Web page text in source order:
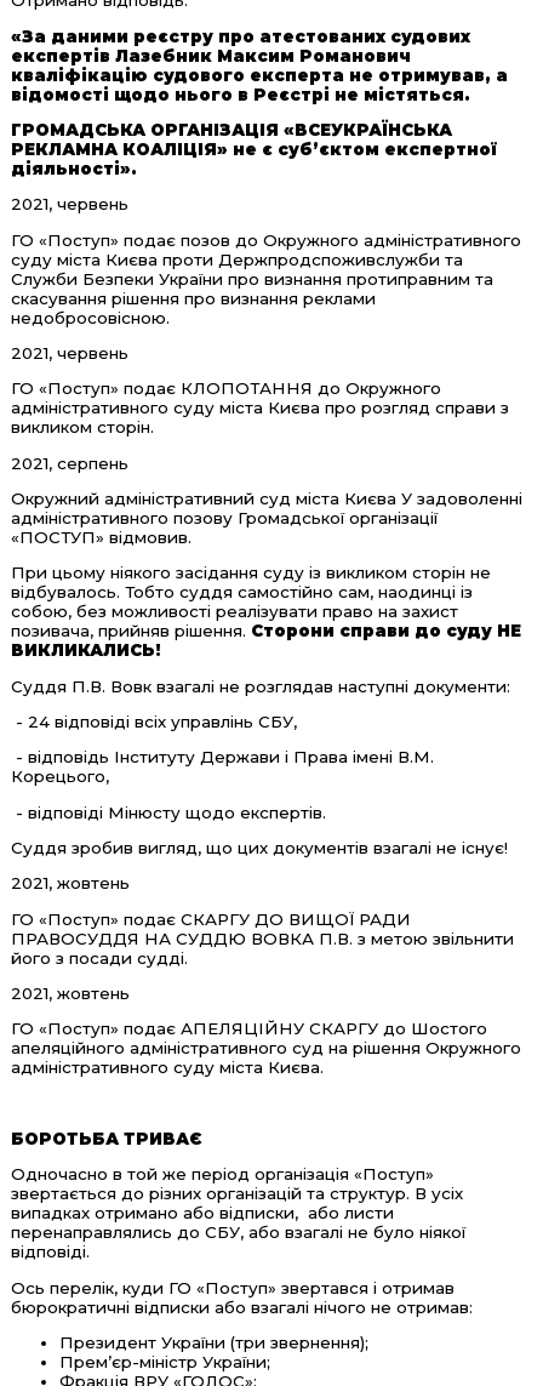
«За даними реєстру про атестованих судових
експертів Лазебник Максим Романович
кваліфікацію судового експерта не отримував, а
відомості щодо нього в Реєстрі не містяться.
ГРОМАДСЬКА ОРГАНІЗАЦІЯ «ВСЕУКРАЇНСЬКА
РЕКЛАМНА КОАЛІЦІЯ» не є суб’єктом експертної
діяльності».
2021, червень
ГО «Поступ» подає позов до Окружного адміністративного
суду міста Києва проти Держпродспоживслужби та
Служби Безпеки України про визнання протиправним та
скасування рішення про визнання реклами
недобросовісною.
2021, червень
ГО «Поступ» подає КЛОПОТАННЯ до Окружного
адміністративного суду міста Києва про розгляд справи з
викликом сторін.
2021, серпень
Окружний адміністративний суд міста Києва У задоволенні
адміністративного позову Громадської організації
«ПОСТУП» відмовив.
При цьому ніякого засідання суду із викликом сторін не
відбувалось. Тобто суддя самостійно сам, наодинці із
собою, без можливості реалізувати право на захист
позивача, прийняв рішення. Сторони справи до суду НЕ
ВИКЛИКАЛИСЬ!
Суддя П.В. Вовк взагалі не розглядав наступні документи:
- 24 відповіді всіх управлінь СБУ,
- відповідь Інституту Держави і Права імені В.М.
Корецього,
- відповіді Мінюсту щодо експертів.
Суддя зробив вигляд, що цих документів взагалі не існує!
2021, жовтень
ГО «Поступ» подає СКАРГУ ДО ВИЩОЇ РАДИ
ПРАВОСУДДЯ НА СУДДЮ ВОВКА П.В. з метою звільнити
його з посади судді.
2021, жовтень
ГО «Поступ» подає АПЕЛЯЦІЙНУ СКАРГУ до Шостого
апеляційного адміністративного суд на рішення Окружного
адміністративного суду міста Києва.
БОРОТЬБА ТРИВАЄ
Одночасно в той же період організація «Поступ»
звертається до різних організацій та структур. В усіх
випадках отримано або відписки, або листи
перенаправлялись до СБУ, або взагалі не було ніякої
відповіді.
Ось перелік, куди ГО «Поступ» звертався і отримав
бюрократичні відписки або взагалі нічого не отримав:
Президент України (три звернення);
Прем’єр-міністр України;
Фракція ВРУ «ГОЛОС»;